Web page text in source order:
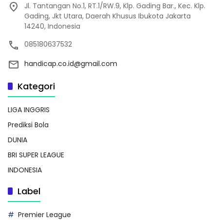
Jl. Tantangan No.1, RT.1/RW.9, Klp. Gading Bar., Kec. Klp.
Gading, Jkt Utara, Daerah Khusus Ibukota Jakarta
14240, Indonesia
085180637532
handicap.co.id@gmail.com
Kategori
LIGA INGGRIS
Prediksi Bola
DUNIA
BRI SUPER LEAGUE
INDONESIA
Label
Premier League